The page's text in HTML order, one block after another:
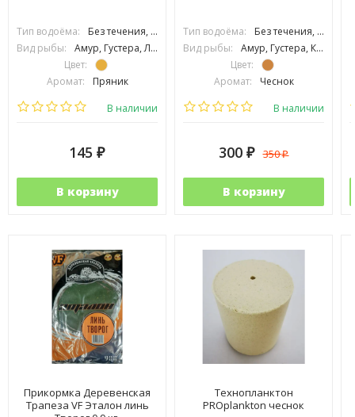
Тип водоёма:
Без течения, С течением
Вид рыбы:
Амур, Густера, Лещ, Плотва, Подлещик, Подуст, Рыбец, Усач, Язь, Сазан
Цвет:
Аромат:
Пряник
Фракция:
В наличии
145 ₽
В корзину
Тип водоёма:
Без течения, С течением
Вид рыбы:
Амур, Густера, Карась, Карп, Лещ, Линь, Плотва, Подлещик, Подуст, Усач, Язь, Сазан, Толстолоб
Цвет:
Аромат:
Чеснок
Фракция:
В наличии
300 ₽ 350₽
В корзину
Прикормка Деревенская
Трапеза VF Эталон линь
Технопланктон
PROplankton чеснок